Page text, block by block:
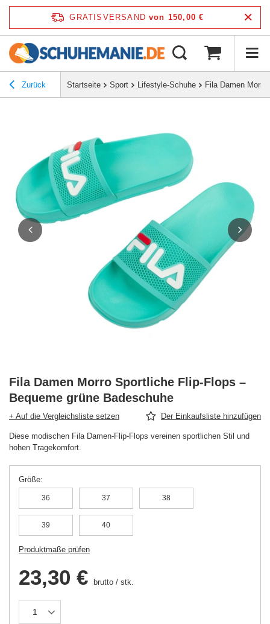
GRATISVERSAND von 150,00 €
Zurück Startseite Sport Lifestyle-Schuhe Fila Damen
Fila Damen Morro Sportliche Flip-Flops –
Bequeme grüne Badeschuhe
+ Auf die Vergleichsliste setzen Der Einkaufsliste hinzufügen
Diese modischen Fila Damen-Flip-Flops vereinen sportlichen Stil und
hohen Tragekomfort.
Größe
36 37 38
39 40
Produktmaße prüfen
23,30 € brutto / stk.